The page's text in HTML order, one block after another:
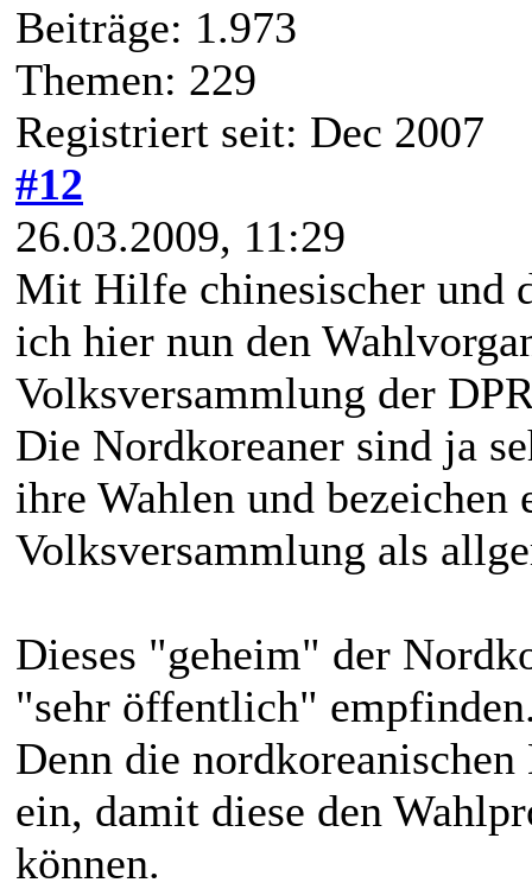
Beiträge: 1.973
Themen: 229
Registriert seit: Dec 2007
#12
26.03.2009, 11:29
Mit Hilfe chinesischer und
ich hier nun den
Volksversammlung der
Die Nordkoreaner sind ja
ihre Wahlen und bezeichen
Volksversammlung als
Dieses "geheim" der
"sehr öffentlich"
Denn die
ein, damit diese den
können.